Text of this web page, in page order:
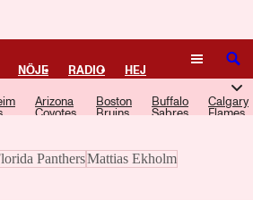
NÖJE RADIO HEJ
TV KULTUR LEDARE
SÖK
Arizona
Coyotes
Boston
Bruins
Buffalo
Sabres
Calgary
Flames
och poddavsnitt om Edmonton Oilers.
PanthersMattias Ekholm